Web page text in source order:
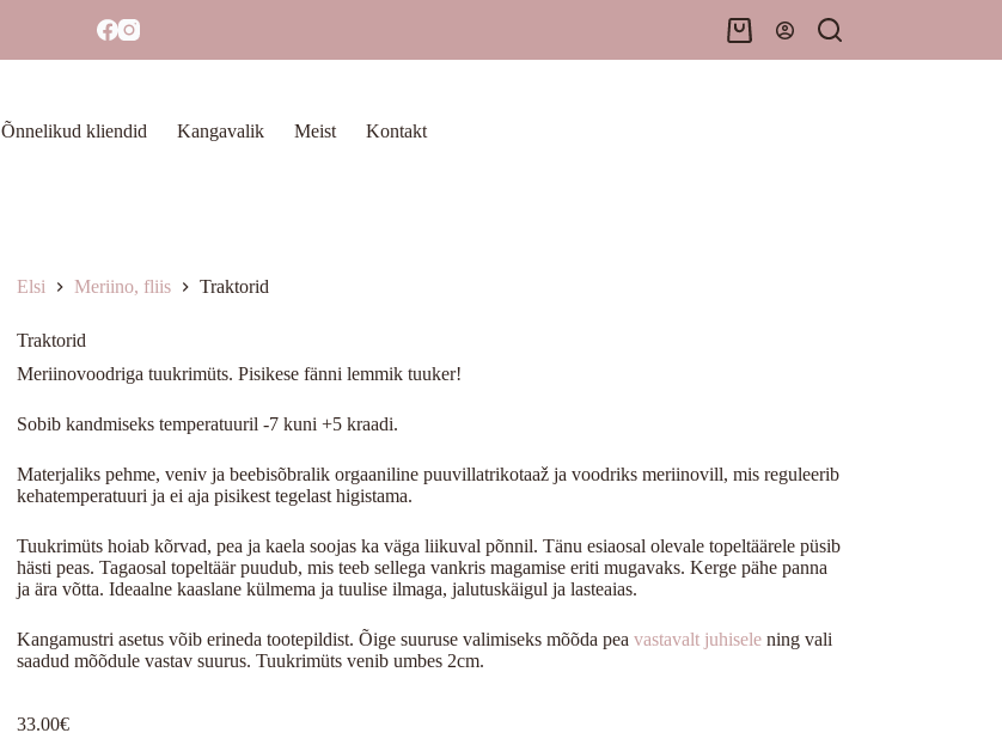
Shopping
cart
Õnnelikud kliendid Kangavalik Meist Kontakt
Elsi Meriino, fliis Traktorid
Traktorid
Meriinovoodriga tuukrimüts. Pisikese fänni lemmik tuuker!
Sobib kandmiseks temperatuuril -7 kuni +5 kraadi.
Materjaliks pehme, veniv ja beebisõbralik orgaaniline puuvillatrikotaaž ja voodriks meriinovill, mis reguleerib
kehatemperatuuri ja ei aja pisikest tegelast higistama.
Tuukrimüts hoiab kõrvad, pea ja kaela soojas ka väga liikuval põnnil. Tänu esiaosal olevale topeltäärele püsib
hästi peas. Tagaosal topeltäär puudub, mis teeb sellega vankris magamise eriti mugavaks. Kerge pähe panna
ja ära võtta. Ideaalne kaaslane külmema ja tuulise ilmaga, jalutuskäigul ja lasteaias.
Kangamustri asetus võib erineda tootepildist. Õige suuruse valimiseks mõõda pea vastavalt juhiselening vali
saadud mõõdule vastav suurus. Tuukrimüts venib umbes 2cm.
33.00€